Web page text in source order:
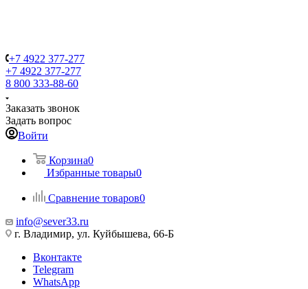
+7 4922 377-277
+7 4922 377-277
8 800 333-88-60
Заказать звонок
Задать вопрос
Войти
Корзина0
Избранные товары0
Сравнение товаров0
info@sever33.ru
г. Владимир, ул. Куйбышева, 66-Б
Вконтакте
Telegram
WhatsApp